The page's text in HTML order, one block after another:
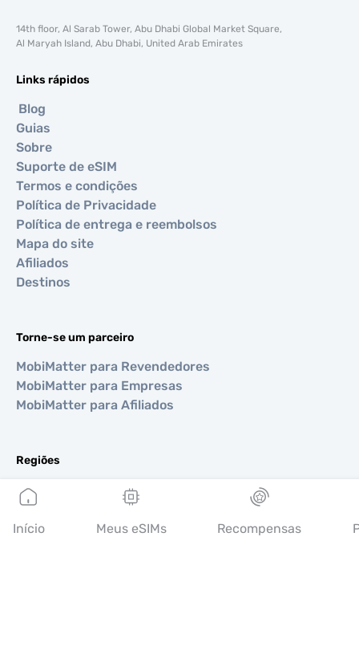
14th floor, Al Sarab Tower, Abu Dhabi Global Market Square,
Al Maryah Island, Abu Dhabi, United Arab Emirates
Links rápidos
Blog
Guias
Sobre
Suporte de eSIM
Termos e condições
Política de Privacidade
Política de entrega e reembolsos
Mapa do site
Afiliados
Destinos
Torne-se um parceiro
MobiMatter para Revendedores
MobiMatter para Empresas
MobiMatter para Afiliados
Regiões
eSIM para Europa
eSIM para Ásia
eSIM para Américas
Início Meus eSIMs Recompensas